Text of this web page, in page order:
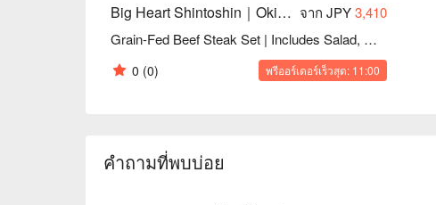
Big Heart Shintoshin｜Okinawa Steak House จาก JPY3,410
Grain-Fed Beef Steak Set | Includes Salad, Soup & Drink Bar
0 (0) พรีออร์เดอร์เร็วสุด: 11:00
คำถามที่พบบ่อย